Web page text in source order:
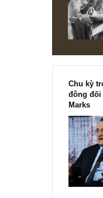
Chu
đông
Marks